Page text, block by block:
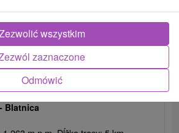
Blatnice
Blatnica
Odmówić
zaznaczone
wszystkim